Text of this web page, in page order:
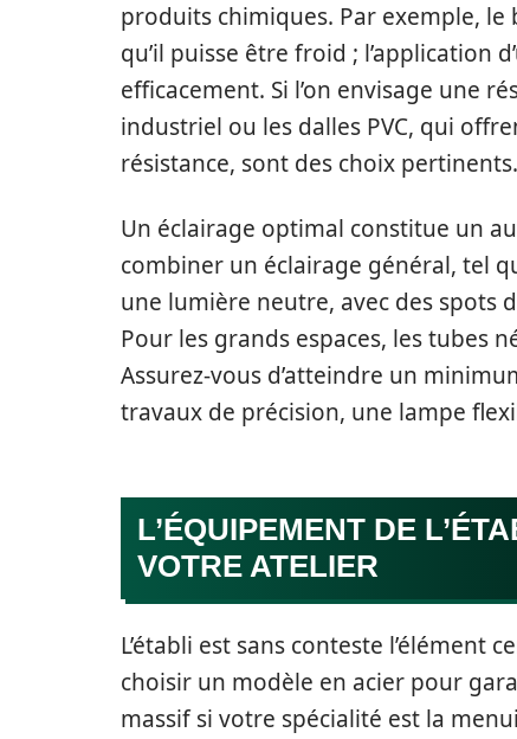
produits chimiques. Par exemple,
qu’il puisse être froid ; l’application
efficacement. Si l’on envisage une
industriel ou les dalles PVC, qui
résistance, sont des choix pertinents.
Un éclairage optimal constitue un
combiner un éclairage général, tel
une lumière neutre, avec des spots
Pour les grands espaces, les tubes
Assurez-vous d’atteindre un
travaux de précision, une lampe
L’ÉQUIPEMENT DE
VOTRE ATELIER
L’établi est sans conteste l’élément
choisir un modèle en acier pour
massif si votre spécialité est la